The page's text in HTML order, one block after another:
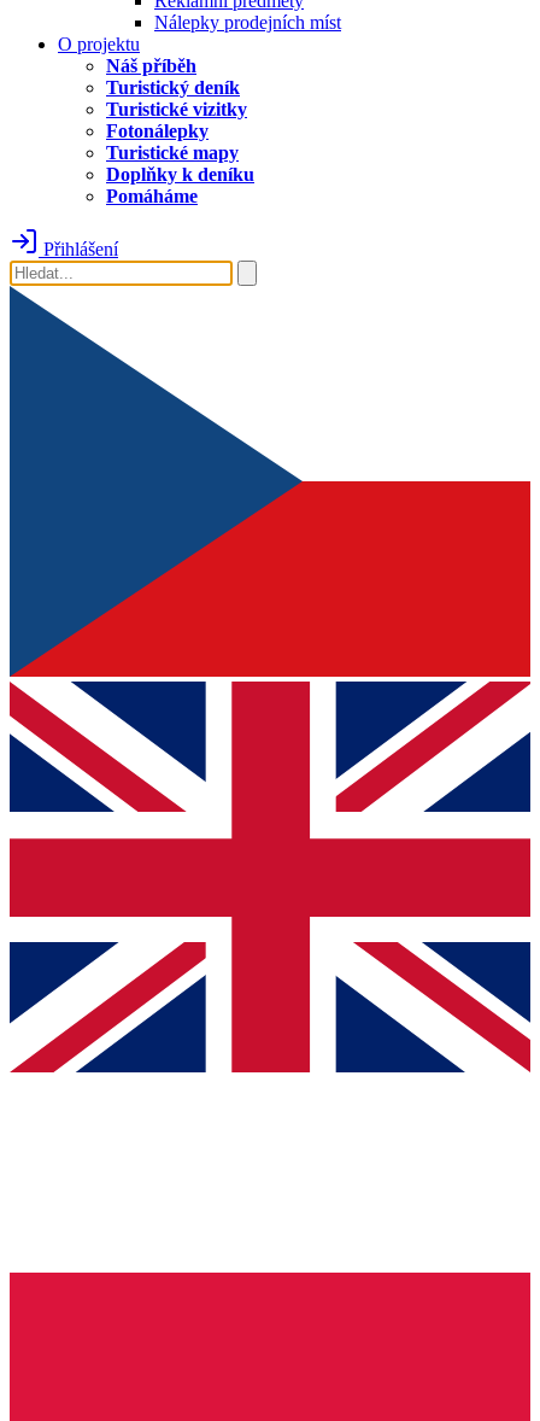
Nálepky prodejních míst
O projektu
Náš příběh
Turistický deník
Turistické vizitky
Fotonálepky
Turistické mapy
Doplňky k deníku
Pomáháme
Přihlášení